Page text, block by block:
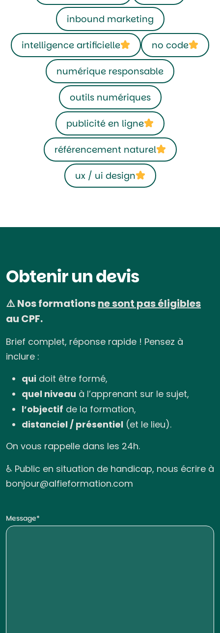
inbound marketing
intelligence artificielle no code
numérique responsable
outils numériques
publicité en ligne
référencement naturel
ux / ui design
Obtenir un devis
⚠️ Nos formationsne sont pas éligibles
au CPF.
Brief complet, réponse rapide ! Pensez à
inclure :
qui doit être formé,
quel niveau à l’apprenant sur le sujet,
l’objectif de la formation,
distanciel / présentiel (et le lieu).
On vous rappelle dans les 24h.
♿ Public en situation de handicap, nous écrire à
bonjour@alfieformation.com
Message